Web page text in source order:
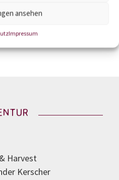
ansehen
Impressum
Harvest
Kerscher